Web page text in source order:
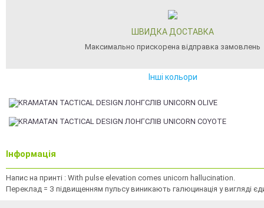
ШВИДКА ДОСТАВКА
Максимально прискорена відправка замовлень
Інші кольори
Інформація
Напис на принті : With pulse elevation comes unicorn hallucination.
Переклад = З підвищенням пульсу виникають галюцинація у вигляді